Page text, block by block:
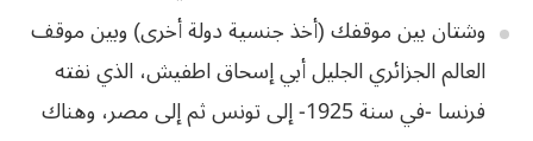
وشتان بين موقفك (أخذ جنسية دولة أخرى) وبين موقف
العالم الجزائري الجليل أبي إسحاق اطفيش، الذي نفته
فرنسا -في سنة 1925- إلى تونس ثم إلى مصر، وهناك